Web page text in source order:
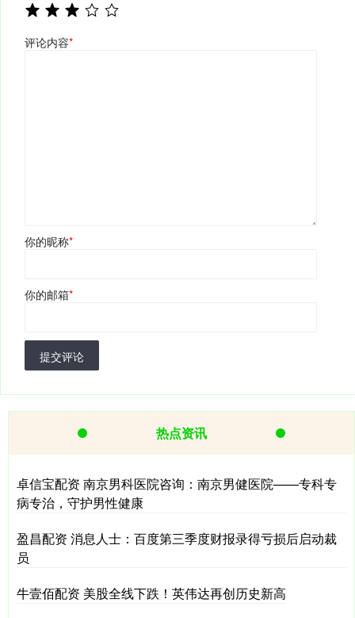
评论内容*
你的昵称*
你的邮箱*
提交评论
热点资讯
卓信宝配资 南京男科医院咨询：南京男健医院——专科专
病专治，守护男性健康
盈昌配资 消息人士：百度第三季度财报录得亏损后启动裁
员
牛壹佰配资 美股全线下跌！英伟达再创历史新高